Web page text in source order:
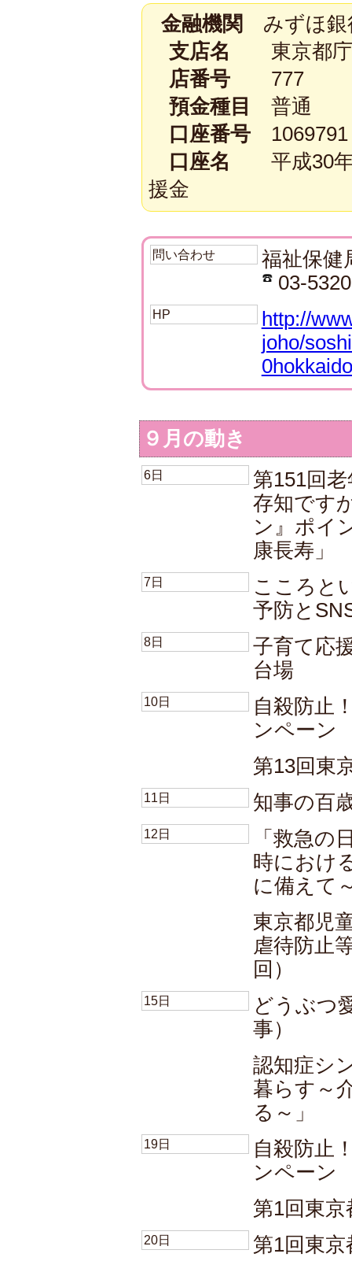
金融機関
みずほ銀
支店名
東京都庁
店番号 777
預金種目
普通
口座番号 1069791
口座名
平成30年
援金
問い合わせ
福祉保健
03-
HP
http://
joho/
９月の動き
6日
第151回
存知です
ン』ポイ
康長寿」
7日
こころと
予防と
8日
子育て応
台場
10日
自殺防止
ンペーン
第13回東
11日 知事の百
12日
「救急の
時におけ
に備えて
東京都児
虐待防止
回）
15日
どうぶつ
事）
認知症シ
暮らす～
る～」
19日
自殺防止
ンペーン
第1回東
20日 第1回東